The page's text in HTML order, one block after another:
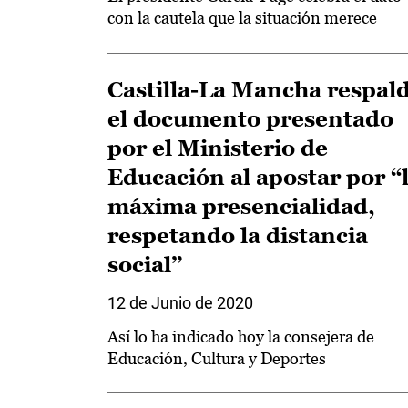
con la cautela que la situación merece
Castilla-La Mancha
el documento presentado
por el Ministerio de
Educación al apostar por
máxima presencialidad,
respetando la distancia
social”
12 de Junio de 2020
Así lo ha indicado hoy la consejera de
Educación, Cultura y Deportes